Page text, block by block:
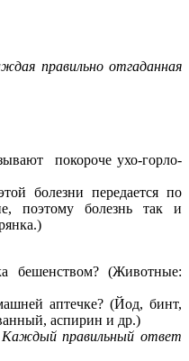
правильно отгаданная
покороче ухо-горло-
болезни передается по
поэтому болезнь так и
бешенством? (Животные:
аптечке? (Йод, бинт,
аспирин и др.)
Каждый правильный ответ